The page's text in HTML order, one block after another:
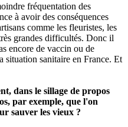
fréquentation des
à avoir des conséquences
comme les fleuristes, les
grandes difficultés. Donc il
encore de vaccin ou de
situation sanitaire en France. Et
dans le sillage de propos
par exemple, que l'on
sauver les vieux ?